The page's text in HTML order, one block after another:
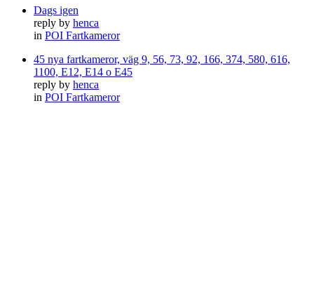
Dags igen
reply by henca
in POI Fartkameror
45 nya fartkameror, väg 9, 56, 73, 92, 166, 374, 580, 616,
1100, E12, E14 o E45
reply by henca
in POI Fartkameror